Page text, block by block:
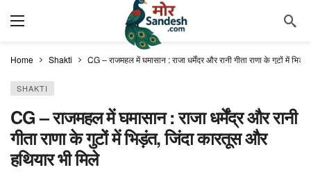
Home Shakti CG – राजमहल में घमासान : राजा धर्मेंद्र और रानी गीता राणा के गुटों में
SHAKTI
CG – राजमहल में घमासान : राजा धर्मेंद्र और रानी
गीता राणा के गुटों में भिड़ंत, जिंदा कारतूस और
हथियार भी मिले